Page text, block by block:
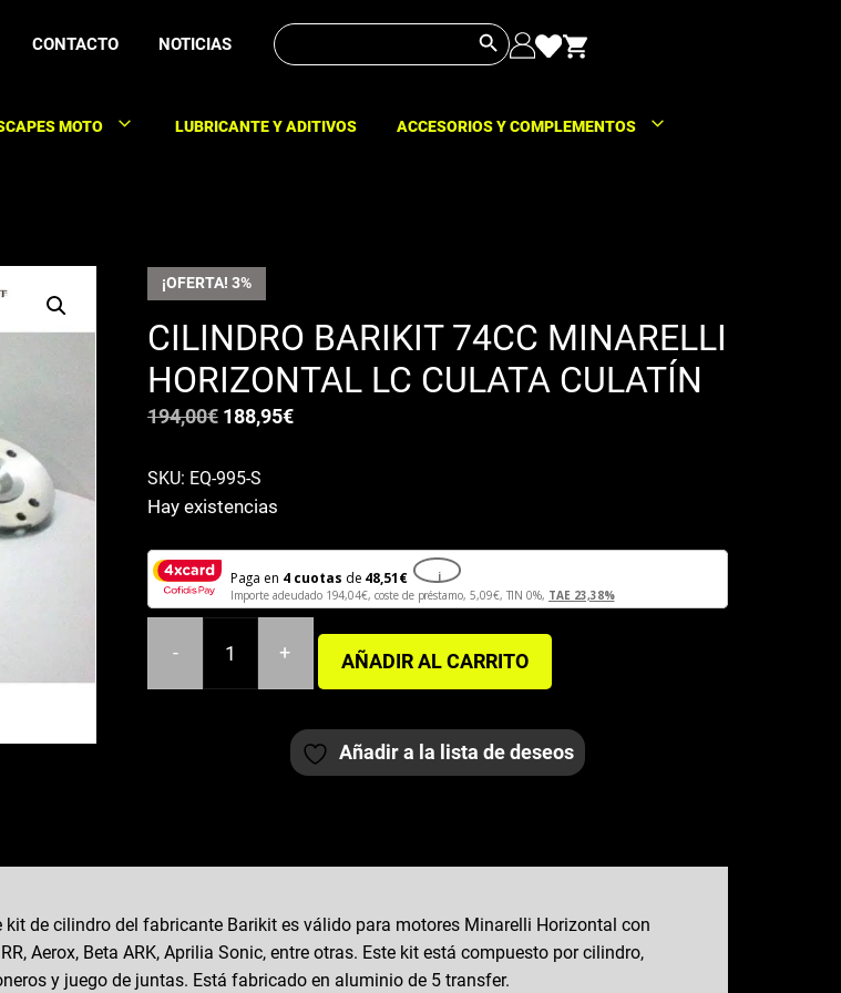
CONTACTO NOTICIAS Buscar: Botón de búsqueda
MOTO LUBRICANTE Y ADITIVOS ACCESORIOS Y COMPLEMENTOS
¡OFERTA! 3%
CILINDRO BARIKIT 74CC MINARELLI
HORIZONTAL LC CULATA CULATÍN
194,00€ El
original
era:
188,95€El
SKU: EQ-995-S
Hay existencias
Paga en 4 cuotas de 48,51€
i
Importe adeudado 194,04€, coste de préstamo, 5,09€, TIN 0%, TAE 23,38%
-
CILINDRO
BARIKIT
cantidad
+ AÑADIR AL CARRITO
Añadir a la lista de deseos
de cilindro del fabricante Barikit es válido para motores Minarelli Horizontal con
Aerox, Beta ARK, Aprilia Sonic, entre otras. Este kit está compuesto por cilindro,
y juego de juntas. Está fabricado en aluminio de 5 transfer.